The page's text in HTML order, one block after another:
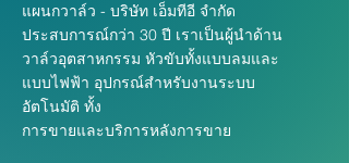
แผนกวาล์ว - บริษัท เอ็มทีอี จำกัด
ประสบการณ์กว่า 30 ปี เราเป็นผู้นำด้าน
วาล์วอุตสาหกรรม หัวขับทั้งแบบลมและ
แบบไฟฟ้า อุปกรณ์สำหรับงานระบบ
อัตโนมัติ ทั้ง
การขายและบริการหลังการขาย